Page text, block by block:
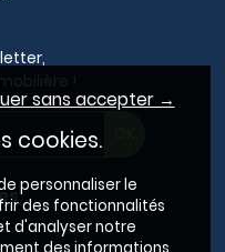
sans accepter →
cookies.
personnaliser le
des fonctionnalités
d'analyser notre